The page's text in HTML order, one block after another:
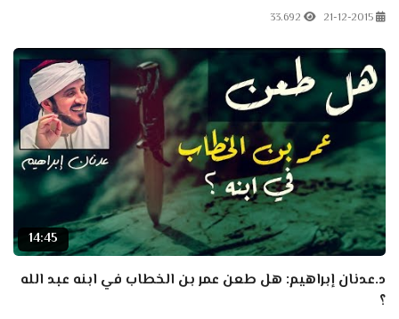
21-12-2015
33.692
14:45
د.عدنان إبراهيم: هل طعن عمر بن الخطاب في ابنه عبد الله
؟